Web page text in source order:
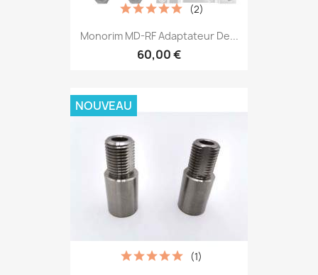
Monorim MD-RF Adaptateur De...
60,00 €
(2)
(1)
NOUVEAU